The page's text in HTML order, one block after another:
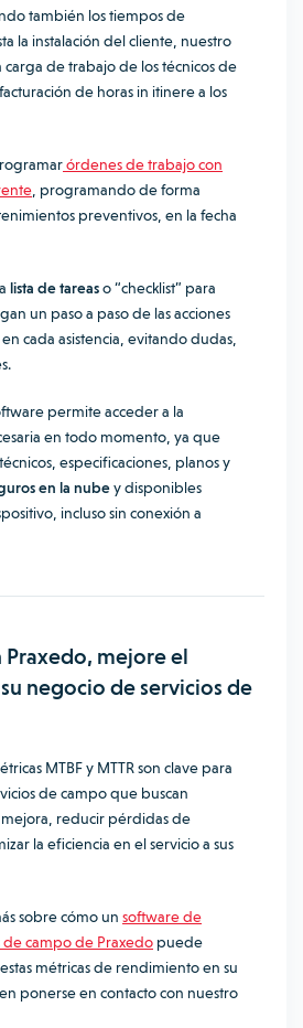
también los tiempos de
la instalación del cliente, nuestro
de trabajo de los técnicos de
de horas in itinere a los
órdenes de trabajo con
, programando de forma
preventivos, en la fecha
lista de tareaso “checklist” para
un paso a paso de las acciones
cada asistencia, evitando dudas,
permite acceder a la
en todo momento, ya que
especificaciones, planos y
en la nubey disponibles
incluso sin conexión a
Praxedo, mejore el
negocio de servicios de
MTBF y MTTR son clave para
de campo que buscan
reducir pérdidas de
la eficiencia en el servicio a sus
sobre cómo un software de
de campo de Praxedo puede
métricas de rendimiento en su
ponerse en contacto con nuestro